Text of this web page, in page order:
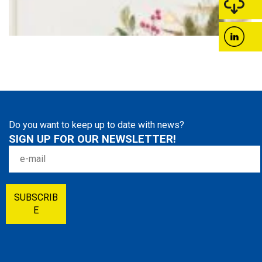
Do you want to keep up to date with news?
SIGN UP FOR OUR NEWSLETTER!